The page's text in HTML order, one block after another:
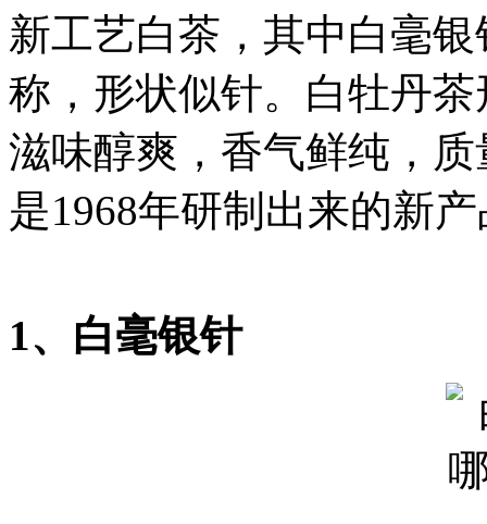
新工艺白茶，其中白毫银
称，形状似针。白牡丹
滋味醇爽，香气鲜纯，
是1968年研制出来的新
1、白毫银针